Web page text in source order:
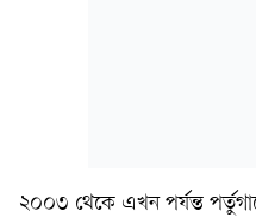
২০০৩ থেকে এখন পর্যন্ত